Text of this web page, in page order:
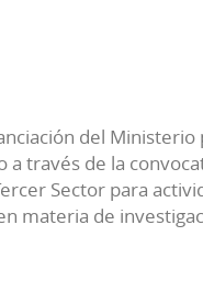
del Ministerio
a través de la
Sector para
materia de